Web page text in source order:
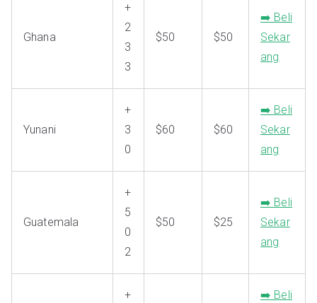
Ghana
+
2
3
3
$50 $50
➡️ Beli
Sekar
ang
Yunani
+
3
0
$60 $60
➡️ Beli
Sekar
ang
Guatemala
+
5
0
2
$50 $25
➡️ Beli
Sekar
ang
+
➡️ Beli